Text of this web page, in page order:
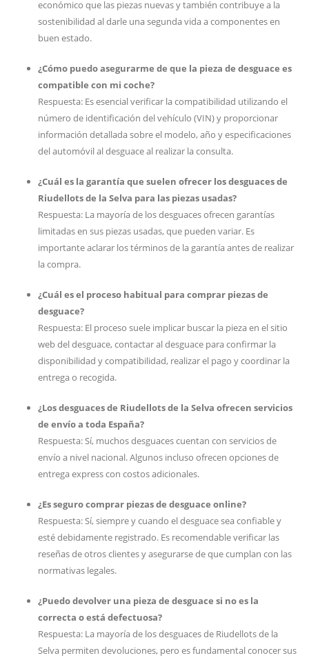
económico que las piezas nuevas y también contribuye a la
sostenibilidad al darle una segunda vida a componentes en
buen estado.
¿Cómo puedo asegurarme de que la pieza de desguace es
compatible con mi coche?
Respuesta: Es esencial verificar la compatibilidad utilizando el
número de identificación del vehículo (VIN) y proporcionar
información detallada sobre el modelo, año y especificaciones
del automóvil al desguace al realizar la consulta.
¿Cuál es la garantía que suelen ofrecer los desguaces de
Riudellots de la Selva para las piezas usadas?
Respuesta: La mayoría de los desguaces ofrecen garantías
limitadas en sus piezas usadas, que pueden variar. Es
importante aclarar los términos de la garantía antes de realizar
la compra.
¿Cuál es el proceso habitual para comprar piezas de
desguace?
Respuesta: El proceso suele implicar buscar la pieza en el sitio
web del desguace, contactar al desguace para confirmar la
disponibilidad y compatibilidad, realizar el pago y coordinar la
entrega o recogida.
¿Los desguaces de Riudellots de la Selva ofrecen servicios
de envío a toda España?
Respuesta: Sí, muchos desguaces cuentan con servicios de
envío a nivel nacional. Algunos incluso ofrecen opciones de
entrega express con costos adicionales.
¿Es seguro comprar piezas de desguace online?
Respuesta: Sí, siempre y cuando el desguace sea confiable y
esté debidamente registrado. Es recomendable verificar las
reseñas de otros clientes y asegurarse de que cumplan con las
normativas legales.
¿Puedo devolver una pieza de desguace si no es la
correcta o está defectuosa?
Respuesta: La mayoría de los desguaces de Riudellots de la
Selva permiten devoluciones, pero es fundamental conocer sus